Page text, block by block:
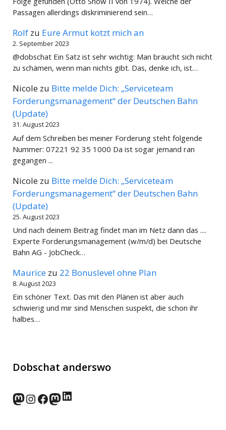
Passagen allerdings diskriminierend sein…
Rolf zu Eure Armut kotzt mich an
2. September 2023
@dobschat Ein Satz ist sehr wichtig: Man braucht sich nicht
zu schämen, wenn man nichts gibt. Das, denke ich, ist…
Nicole zu Bitte melde Dich: „Serviceteam
Forderungsmanagement“ der Deutschen Bahn
(Update)
31. August 2023
Auf dem Schreiben bei meiner Forderung steht folgende
Nummer: 07221 92 35 1000 Da ist sogar jemand ran
gegangen ...
Nicole zu Bitte melde Dich: „Serviceteam
Forderungsmanagement“ der Deutschen Bahn
(Update)
25. August 2023
Und nach deinem Beitrag findet man im Netz dann das ....
Experte Forderungsmanagement (w/m/d) bei Deutsche
Bahn AG - JobCheck…
Maurice zu 22 Bonuslevel ohne Plan
8. August 2023
Ein schöner Text. Das mit den Plänen ist aber auch
schwierig und mir sind Menschen suspekt, die schon ihr
halbes…
Dobschat anderswo
norden.social
Instagram
Facebook
wp-punks.social
LinkedIn